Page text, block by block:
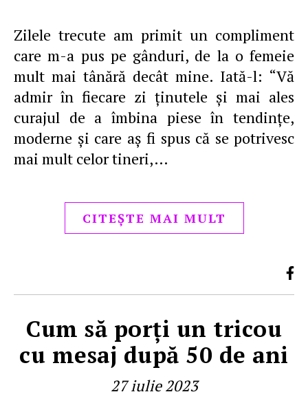
Zilele trecute am primit un compliment
care m-a pus pe gânduri, de la o femeie
mult mai tânără decât mine. Iată-l: “Vă
admir în fiecare zi ținutele și mai ales
curajul de a îmbina piese în tendințe,
moderne și care aș fi spus că se potrivesc
mai mult celor tineri,…
CITEȘTE MAI MULT
Cum să porţi un tricou
cu mesaj după 50 de ani
27 iulie 2023